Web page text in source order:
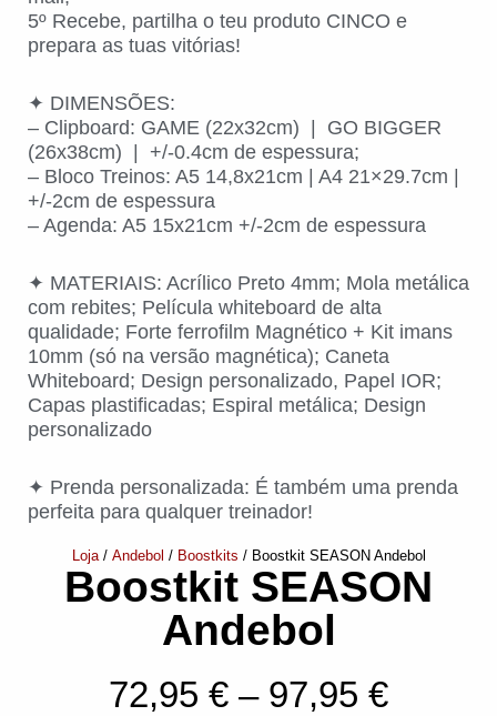
5º Recebe, partilha o teu produto CINCO e
prepara as tuas vitórias!
✦ DIMENSÕES:
– Clipboard: GAME (22x32cm) | GO BIGGER
(26x38cm) | +/-0.4cm de espessura;
– Bloco Treinos: A5 14,8x21cm | A4 21×29.7cm |
+/-2cm de espessura
– Agenda: A5 15x21cm +/-2cm de espessura
✦ MATERIAIS: Acrílico Preto 4mm; Mola metálica
com rebites; Película whiteboard de alta
qualidade; Forte ferrofilm Magnético + Kit imans
10mm (só na versão magnética); Caneta
Whiteboard; Design personalizado, Papel IOR;
Capas plastificadas; Espiral metálica; Design
personalizado
✦ Prenda personalizada: É também uma prenda
perfeita para qualquer treinador!
Loja/ Andebol / Boostkits / Boostkit SEASON Andebol
Boostkit SEASON
Andebol
72,95 € – 97,95 €Price